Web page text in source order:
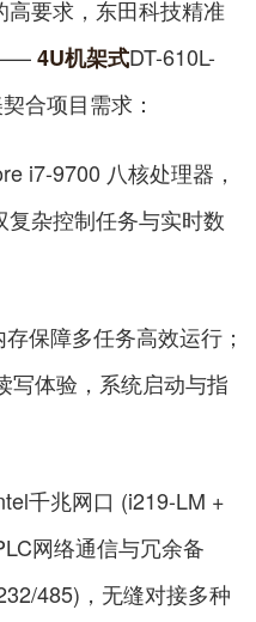
要求，东田科技精准
4U机架式DT-610L-
合项目需求：
i7-9700 八核处理器，
杂控制任务与实时数
保障多任务高效运行；
写体验，系统启动与指
千兆网口 (i219-LM +
网络通信与冗余备
485)，无缝对接多种